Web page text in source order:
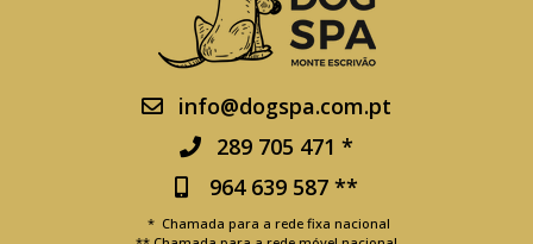
info@dogspa.com.pt
289 705 471 *
964 639 587 **
* Chamada para a rede fixa nacional